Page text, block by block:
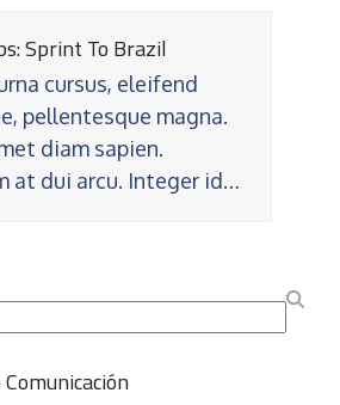
Sprint To Brazil
cursus, eleifend
pellentesque magna.
diam sapien.
at dui arcu. Integer id…